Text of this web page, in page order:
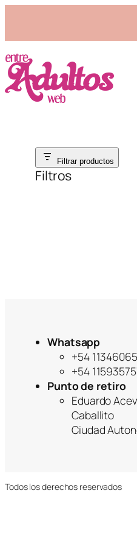
Filtrar productos
Filtros
Whatsapp
+54
+54
Punto de retiro
Eduardo
Caballito
Ciudad
Todos los derechos reservados